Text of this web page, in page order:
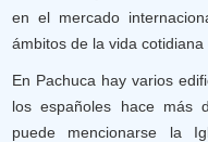
en el mercado
ámbitos de la vida cotidiana
En Pachuca hay varios
los españoles hace más
puede mencionarse la